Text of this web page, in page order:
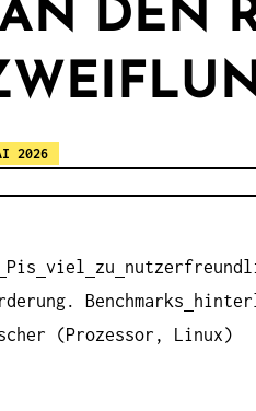
DEN
2026
Pis viel zu
Benchmarks
(Prozessor, Linux)